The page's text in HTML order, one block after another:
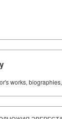
works,